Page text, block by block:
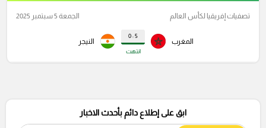
المغرب
5 : 0
انتهت
النيجر
تصفيات إفريقيا لكأس العالم الجمعة 5 سبتمبر 2025
ابق على إطلاع دائم بأحدث الاخبار